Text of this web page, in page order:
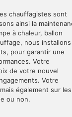
chauffagistes sont
ainsi la
à chaleur, ballon
nous installons
pour garantir une
Votre
de votre nouvel
Votre
également sur les
ou non.